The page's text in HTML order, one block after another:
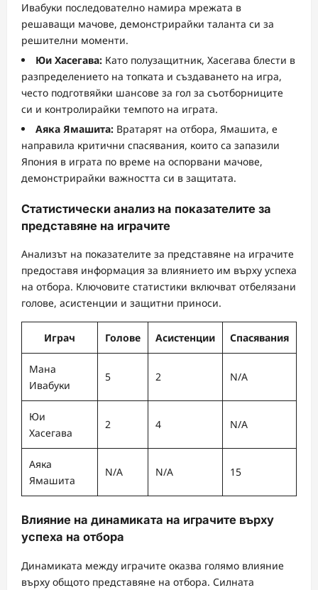
Ивабуки последователно намира мрежата в
решаващи мачове, демонстрирайки таланта си за
решителни моменти.
Юи Хасегава: Като полузащитник, Хасегава блести в
разпределението на топката и създаването на игра,
често подготвяйки шансове за гол за съотборниците
си и контролирайки темпото на играта.
Аяка Ямашита: Вратарят на отбора, Ямашита, е
направила критични спасявания, които са запазили
Япония в играта по време на оспорвани мачове,
демонстрирайки важността си в защитата.
Статистически анализ на показателите за
представяне на играчите
Анализът на показателите за представяне на играчите
предоставя информация за влиянието им върху успеха
на отбора. Ключовите статистики включват отбелязани
голове, асистенции и защитни приноси.
Играч Голове Асистенции Спасявания
Мана
Ивабуки
5 2 N/A
Юи
Хасегава
2 4 N/A
Аяка
Ямашита
N/A N/A 15
Влияние на динамиката на играчите върху
успеха на отбора
Динамиката между играчите оказва голямо влияние
върху общото представяне на отбора. Силната